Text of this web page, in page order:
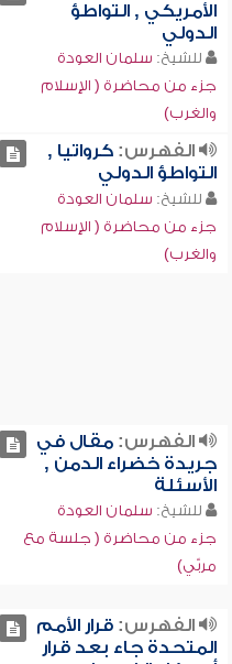
الأمريكي , التواطؤ
الدولي
للشيخ: سلمان العودة
جزء من محاضرة ( الإسلام
والغرب)
الفهرس:كرواتيا ,
التواطؤ الدولي
للشيخ: سلمان العودة
جزء من محاضرة ( الإسلام
والغرب)
الفهرس:مقال في
جريدة خضراء الدمن ,
الأسئلة
للشيخ: سلمان العودة
جزء من محاضرة ( جلسة مع
مربّي)
الفهرس:قرار الأمم
المتحدة جاء بعد قرار